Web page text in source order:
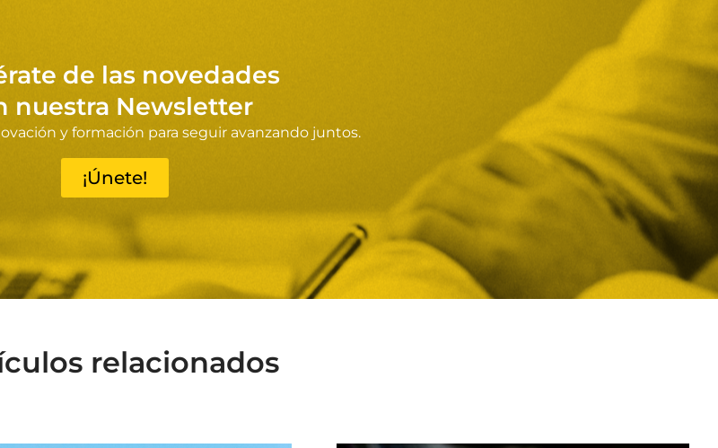
de las novedades
nuestra Newsletter
y formación para seguir avanzando juntos.
¡Únete!
relacionados